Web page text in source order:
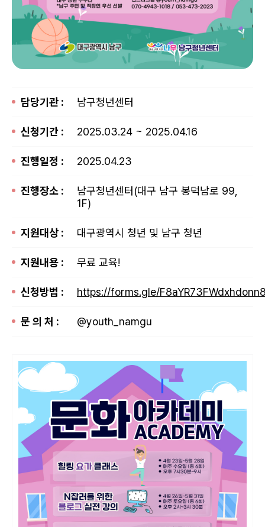
담당기관 : 남구청년센터
신청기간 : 2025.03.24 ~ 2025.04.16
진행일정 : 2025.04.23
진행장소 :
남구청년센터(대구 남구 봉덕남로 99,
1F)
지원대상 : 대구광역시 청년 및 남구 청년
지원내용 : 무료 교육!
신청방법 : https://forms.gle/
문 의 처 : @youth_namgu